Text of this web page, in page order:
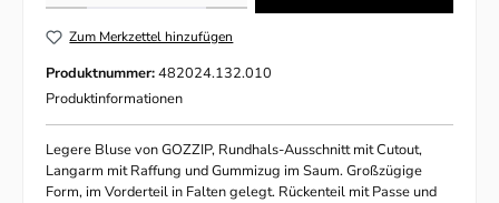
Zum Merkzettel hinzufügen
Produktnummer:482024.132.010
Produktinformationen
Legere Bluse von GOZZIP, Rundhals-Ausschnitt mit Cutout,
Langarm mit Raffung und Gummizug im Saum. Großzügige
Form, im Vorderteil in Falten gelegt. Rückenteil mit Passe und